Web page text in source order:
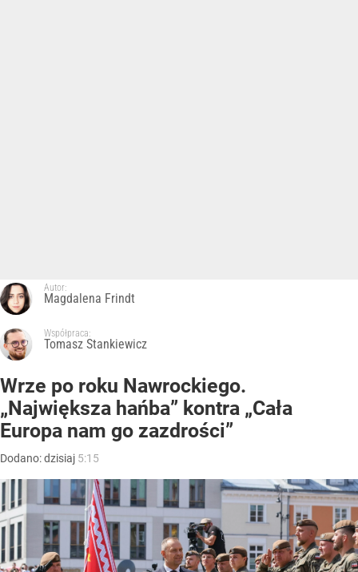
Autor:
Magdalena Frindt
Współpraca:
Tomasz Stankiewicz
Wrze po roku Nawrockiego.
„Największa hańba” kontra „Cała
Europa nam go zazdrości”
Dodano:dzisiaj 5:15